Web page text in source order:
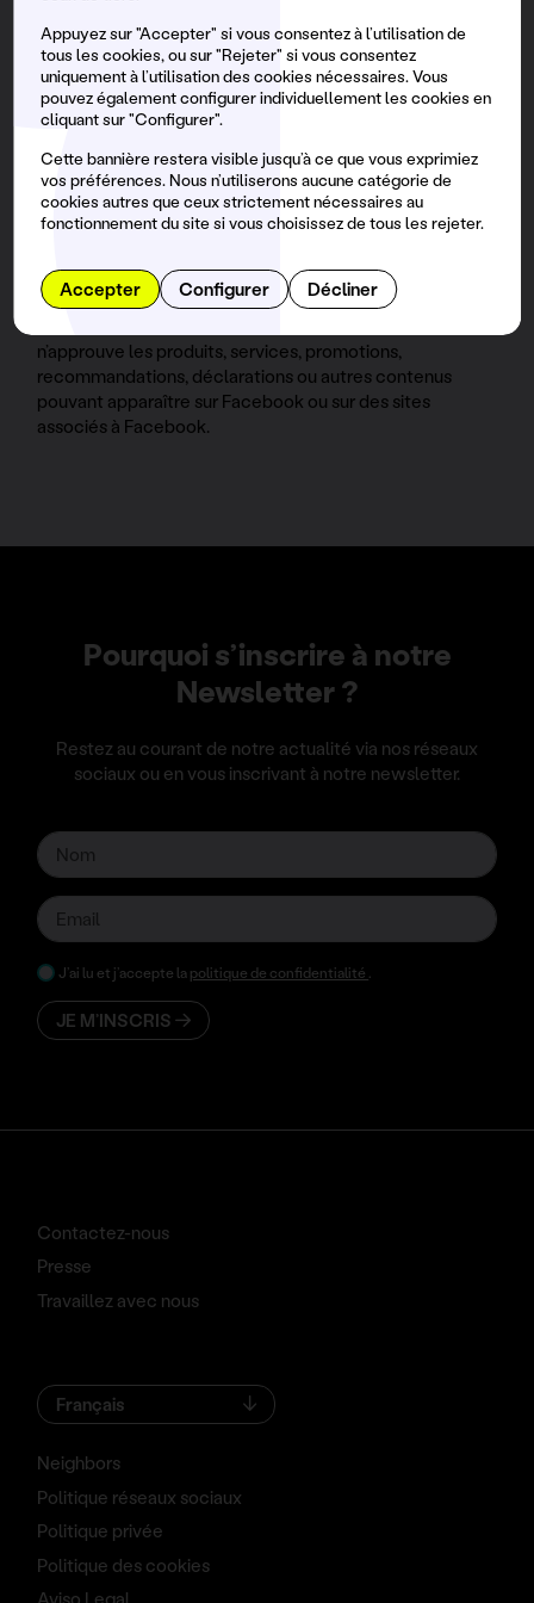
Clause de non-responsabilité
Brunch Electronil ne maintient aucune affiliation avec
Facebook, Inc. ou ses services, ainsi qu’avec d’autres
réseaux sociaux. Par conséquent, il ne prend pas
nécessairement en charge ou n’assume pas comme sien
le contenu, les expressions ou les commentaires publiés
par les abonnés ou d’autres tiers sur les pages de fans du
aucun type de publicité, de message ou de contenu que
Facebook peut publier sur son site Web ou sur la page
n’approuve les produits, services, promotions,
recommandations, déclarations ou autres contenus
pouvant apparaître sur Facebook ou sur des sites
associés à Facebook.
Pourquoi s’inscrire à notre
Newsletter ?
Restez au courant de notre actualité via nos réseaux
sociaux ou en vous inscrivant à notre newsletter.
J’ai lu et j’accepte la politique de confidentialité
JE M’INSCRIS
Contactez-nous
Presse
Travaillez avec nous
Français
Neighbors
Politique réseaux sociaux
Politique privée
Politique des cookies
Appuyez sur "Accepter" si vous consentez à l’utilisation de
tous les cookies, ou sur "Rejeter" si vous consentez
uniquement à l’utilisation des cookies nécessaires. Vous
pouvez également configurer individuellement les cookies en
cliquant sur "Configurer".
Cette bannière restera visible jusqu’à ce que vous exprimiez
vos préférences. Nous n’utiliserons aucune catégorie de
cookies autres que ceux strictement nécessaires au
fonctionnement du site si vous choisissez de tous les rejeter.
Accepter Configurer Décliner